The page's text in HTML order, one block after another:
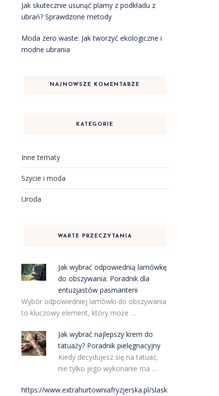
Jak skutecznie usunąć plamy z podkładu z
ubrań? Sprawdzone metody
Moda zero waste: Jak tworzyć ekologiczne i
modne ubrania
NAJNOWSZE KOMENTARZE
KATEGORIE
Inne tematy
Szycie i moda
Uroda
WARTE PRZECZYTANIA
Jak wybrać odpowiednią lamówkę
do obszywania: Poradnik dla
entuzjastów pasmanterii
Wybór odpowiedniej lamówki do obszywania
to kluczowy element, który może …
Jak wybrać najlepszy krem do
tatuaży? Poradnik pielęgnacyjny
Kiedy decydujesz się na tatuaż,
nie tylko jego wykonanie ma …
https://www.extrahurtowniafryzjerska.pl/slask